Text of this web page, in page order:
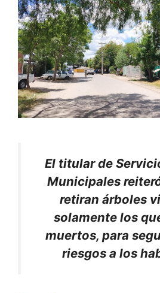
El titular de
Municipales
retiran árboles
solamente los
muertos, para
riesgos a los